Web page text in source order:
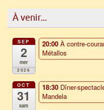
À venir...
SEP
2
mer
2026
20:00 À contre-
Métallos
OCT
31
sam
18:30 Dîner-
Mandela